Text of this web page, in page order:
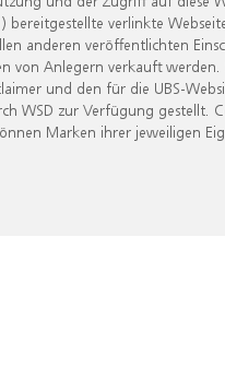
verlinkte
anderen veröffentlichten
Anlegern verkauft
und den für die UBS-
zur Verfügung gestellt.
Marken ihrer jeweiligen